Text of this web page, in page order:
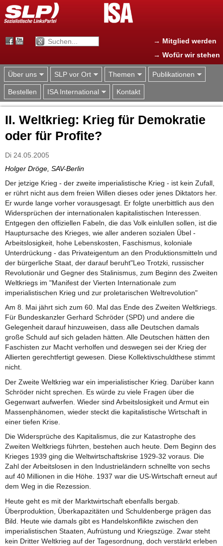
Jump to navigation
→ Mitglied werden
→ Wofür wir stehen
Über uns SLP vor Ort Themen Publikationen
Bestellen ISA International Kontakt
II. Weltkrieg: Krieg für Demokratie
oder für Profite?
Di 24.05.2005
Holger Dröge, SAV-Berlin
Der jetzige Krieg - der zweite imperialistische Krieg - ist kein Zufall,
er rührt nicht aus dem freien Willen dieses oder jenes Diktators her.
Er wurde lange vorher vorausgesagt. Er folgte unerbittlich aus den
Widersprüchen der internationalen kapitalistischen Interessen.
Entgegen den offiziellen Fabeln, die das Volk einlullen sollen, ist die
Hauptursache des Krieges, wie aller anderen sozialen Übel -
Arbeitslosigkeit, hohe Lebenskosten, Faschismus, koloniale
Unterdrückung - das Privateigentum an den Produktionsmitteln und
der bürgerliche Staat, der darauf beruht"Leo Trotzki, russischer
Revolutionär und Gegner des Stalinismus, zum Beginn des Zweiten
Weltkriegs im "Manifest der Vierten Internationale zum
imperialistischen Krieg und zur proletarischen Weltrevolution"
Am 8. Mai jährt sich zum 60. Mal das Ende des Zweiten Weltkriegs.
Für Bundeskanzler Gerhard Schröder (SPD) und andere die
Gelegenheit darauf hinzuweisen, dass alle Deutschen damals
große Schuld auf sich geladen hätten. Alle Deutschen hätten den
Faschisten zur Macht verholfen und deswegen sei der Krieg der
Allierten gerechtfertigt gewesen. Diese Kollektivschuldthese stimmt
nicht.
Der Zweite Weltkrieg war ein imperialistischer Krieg. Darüber kann
Schröder nicht sprechen. Es würde zu viele Fragen über die
Gegenwart aufwerfen. Wieder sind Arbeitslosigkeit und Armut ein
Massenphänomen, wieder steckt die kapitalistische Wirtschaft in
einer tiefen Krise.
Die Widersprüche des Kapitalismus, die zur Katastrophe des
Zweiten Weltkriegs führten, bestehen auch heute. Dem Beginn des
Krieges 1939 ging die Weltwirtschaftskrise 1929-32 voraus. Die
Zahl der Arbeitslosen in den Industrieländern schnellte von sechs
auf 40 Millionen in die Höhe. 1937 war die US-Wirtschaft erneut auf
dem Weg in die Rezession.
Heute geht es mit der Marktwirtschaft ebenfalls bergab.
Überproduktion, Überkapazitäten und Schuldenberge prägen das
Bild. Heute wie damals gibt es Handelskonflikte zwischen den
imperialistischen Staaten, Aufrüstung und Kriegszüge. Zwar steht
kein Dritter Weltkrieg auf der Tagesordnung, doch verstärkt erleben